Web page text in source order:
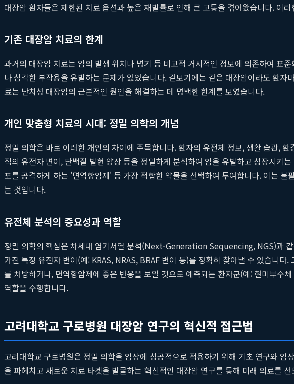
대장암 환자들은 제한된 치료 옵션과 높은 재발률로 인해 큰 고통을 겪어왔습니다. 이
기존 대장암 치료의 한계
과거의 대장암 치료는 암의 발생 위치나 병기 등 비교적 거시적인 정보에 의존하여 표
나 심각한 부작용을 유발하는 문제가 있었습니다. 겉보기에는 같은 대장암이라도 환
료는 난치성 대장암의 근본적인 원인을 해결하는 데 명백한 한계를 보였습니다.
개인 맞춤형 치료의 시대: 정밀 의학의 개념
정밀 의학은 바로 이러한 개인의 차이에 주목합니다. 환자의 유전체 정보, 생활 습관,
직의 유전자 변이, 단백질 발현 양상 등을 정밀하게 분석하여 암을 유발하고 성장시키
포를 공격하게 하는 '면역항암제' 등 가장 적합한 약물을 선택하여 투여합니다. 이는
는 것입니다.
유전체 분석의 중요성과 역할
정밀 의학의 핵심은 차세대 염기서열 분석(Next-Generation Sequencing, NGS)과
가진 특정 유전자 변이(예: KRAS, NRAS, BRAF 변이 등)를 정확히 찾아낼 수 있습니
를 처방하거나, 면역항암제에 좋은 반응을 보일 것으로 예측되는 환자군(예: 현미부
역할을 수행합니다.
고려대학교 구로병원 대장암 연구의 혁신적 접근법
고려대학교 구로병원은 정밀 의학을 임상에 성공적으로 적용하기 위해 기초 연구와
을 파헤치고 새로운 치료 타겟을 발굴하는 혁신적인 대장암 연구를 통해 미래 의료를